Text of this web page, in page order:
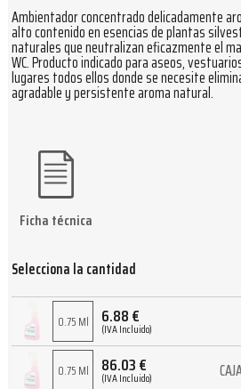
Ambientador concentrado delicadamente
alto contenido en esencias de plantas
naturales que neutralizan eficazmente el
WC. Producto indicado para aseos,
lugares todos ellos donde se necesite
agradable y persistente aroma natural.
Selecciona la cantidad
0.75 Ml 6.88€
(IVA Incluido)
0.75 Ml 86.03€
(IVA Incluido)
Ficha técnica